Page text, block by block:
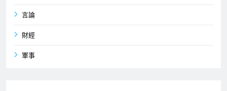
言論
財經
軍事